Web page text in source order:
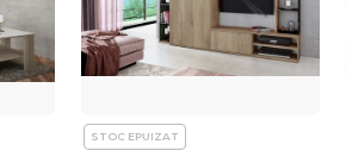
STOC EPUIZAT